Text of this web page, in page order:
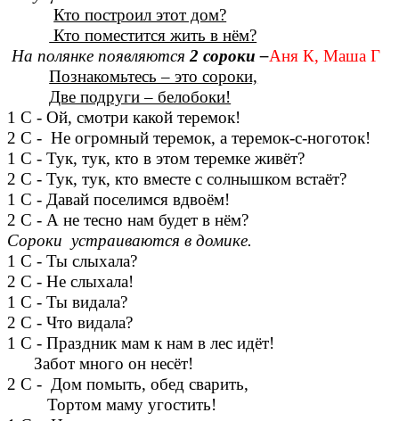
Кто построил этот дом?
Кто поместится жить в нём?
На полянке появляются 2 сороки –Аня К, Маша Г
Познакомьтесь – это сороки,
Две подруги – белобоки!
1 С - Ой, смотри какой теремок!
2 С - Не огромный теремок, а теремок-с-ноготок!
1 С - Тук, тук, кто в этом теремке живёт?
2 С - Тук, тук, кто вместе с солнышком встаёт?
1 С - Давай поселимся вдвоём!
2 С - А не тесно нам будет в нём?
Сороки устраиваются в домике.
1 С - Ты слыхала?
2 С - Не слыхала!
1 С - Ты видала?
2 С - Что видала?
1 С - Праздник мам к нам в лес идёт!
Забот много он несёт!
2 С - Дом помыть, обед сварить,
Тортом маму угостить!